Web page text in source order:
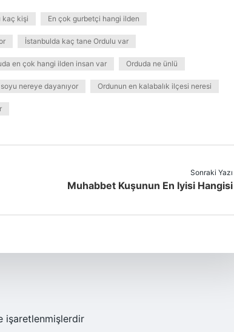
kaç kişi En çok gurbetçi hangi ilden
İstanbulda kaç tane Ordulu var
en çok hangi ilden insan var Orduda ne ünlü
nereye dayanıyor Ordunun en kalabalık ilçesi neresi
Sonraki Yazı
Muhabbet Kuşunun En Iyisi Hangisi
işaretlenmişlerdir